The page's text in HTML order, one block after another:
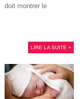
doit montrer le
LIRE LA SUITE +